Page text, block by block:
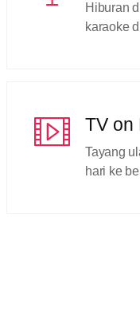
Hiburan
karaoke
TV on
Tayang
hari ke